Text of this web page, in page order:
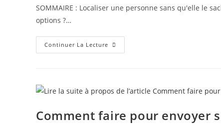
SOMMAIRE : Localiser une personne sans qu'elle le
options ?…
Continuer La Lecture
Comment faire pour envoyer